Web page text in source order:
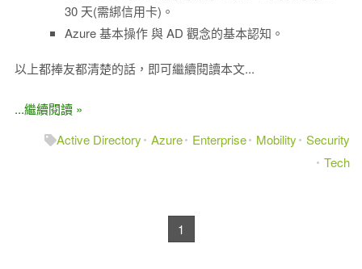
30 天(需綁信用卡)。
Azure 基本操作 與 AD 觀念的基本認知。
以上都捧友都清楚的話，即可繼續閱讀本文...
...繼續閱讀 »
Active Directory
Azure Enterprise Mobility
Security
Tech
1